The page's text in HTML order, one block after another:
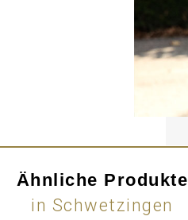
Ähnliche Produkte
in Schwetzingen